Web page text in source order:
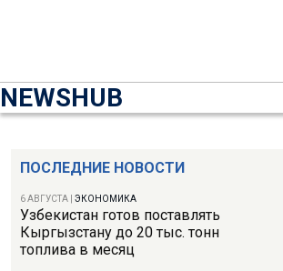
NEWSHUB
ПОСЛЕДНИЕ НОВОСТИ
6 АВГУСТА ЭКОНОМИКА
Узбекистан готов поставлять
Кыргызстану до 20 тыс. тонн
топлива в месяц